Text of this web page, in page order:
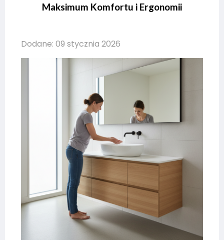
Maksimum Komfortu i Ergonomii
Dodane: 09 stycznia 2026